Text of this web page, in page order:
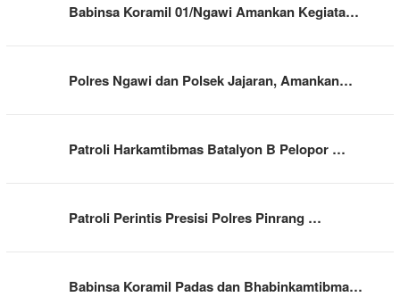
Babinsa Koramil 01/Ngawi Amankan Kegiata…
Polres Ngawi dan Polsek Jajaran, Amankan…
Patroli Harkamtibmas Batalyon B Pelopor …
Patroli Perintis Presisi Polres Pinrang …
Babinsa Koramil Padas dan Bhabinkamtibma…